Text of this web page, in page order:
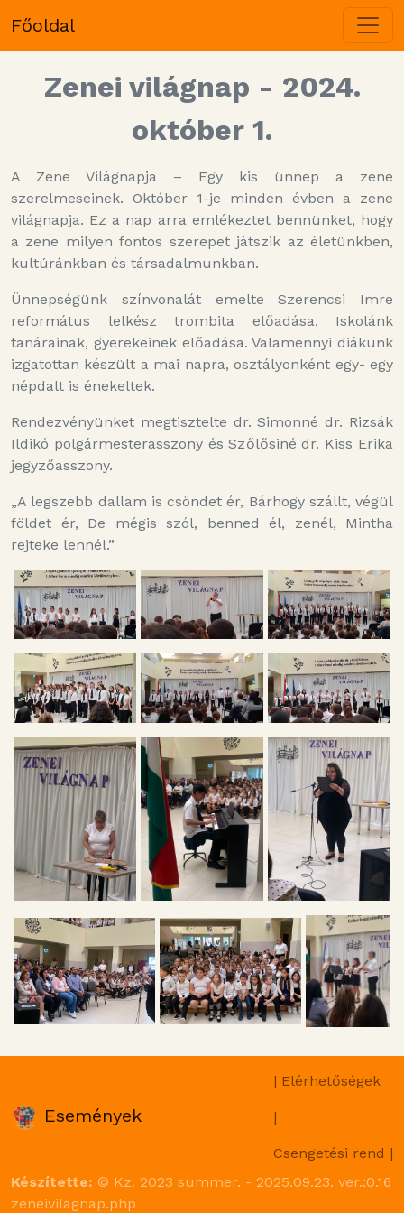
Főoldal
Zenei világnap - 2024.
október 1.
A Zene Világnapja – Egy kis ünnep a zene
szerelmeseinek. Október 1-je minden évben a zene
világnapja. Ez a nap arra emlékeztet bennünket, hogy
a zene milyen fontos szerepet játszik az életünkben,
kultúránkban és társadalmunkban.
Ünnepségünk színvonalát emelte Szerencsi Imre
református lelkész trombita előadása. Iskolánk
tanárainak, gyerekeinek előadása. Valamennyi diákunk
izgatottan készült a mai napra, osztályonként egy- egy
népdalt is énekeltek.
Rendezvényünket megtisztelte dr. Simonné dr. Rizsák
Ildikó polgármesterasszony és Szőlősiné dr. Kiss Erika
jegyzőasszony.
„A legszebb dallam is csöndet ér, Bárhogy szállt, végül
földet ér, De mégis szól, benned él, zenél, Mintha
rejteke lennél.”
Események
| Elérhetőségek
|
Csengetési rend |
Készítette: © Kz. 2023 summer. - 2025.09.23. ver.:0.16
zeneivilagnap.php